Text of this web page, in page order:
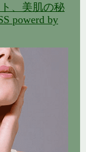
、美肌の秘
powerd by